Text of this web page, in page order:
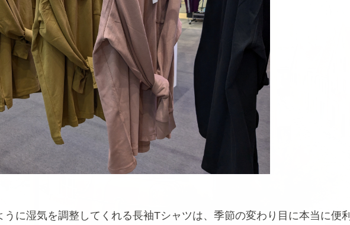
うに湿気を調整してくれる長袖Tシャツは、季節の変わり目に本当に便利